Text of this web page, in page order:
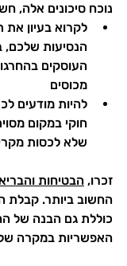
נוכח סיכונים אלה,
לקרוא בעיון את
הנסיעות שלכם,
העוסקים
מכוסים
להיות מודעים
חוקי במקום
שלא לכסות
זכרו, הבטיחות
החשוב ביותר. קבלת
כוללת גם הבנה של
האפשריות במקרה